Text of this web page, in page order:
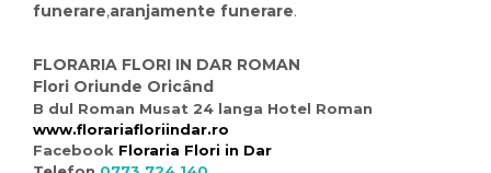
funerare,aranjamente funerare.
FLORARIA FLORI IN DAR ROMAN
Flori Oriunde Oricând
B dul Roman Musat 24 langa Hotel Roman
www.florariafloriindar.ro
Facebook Floraria Flori in Dar